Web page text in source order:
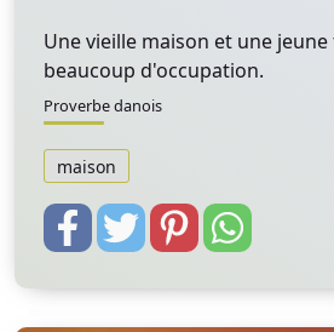
Une vieille maison et une
beaucoup d'occupation.
Proverbe danois
maison